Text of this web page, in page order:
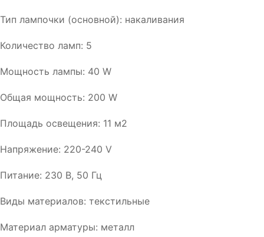
Тип лампочки (основной): накаливания
Количество ламп: 5
Мощность лампы: 40 W
Общая мощность: 200 W
Площадь освещения: 11 м2
Напряжение: 220-240 V
Питание: 230 В, 50 Гц
Виды материалов: текстильные
Материал арматуры: металл